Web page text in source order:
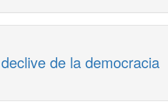
de la democracia